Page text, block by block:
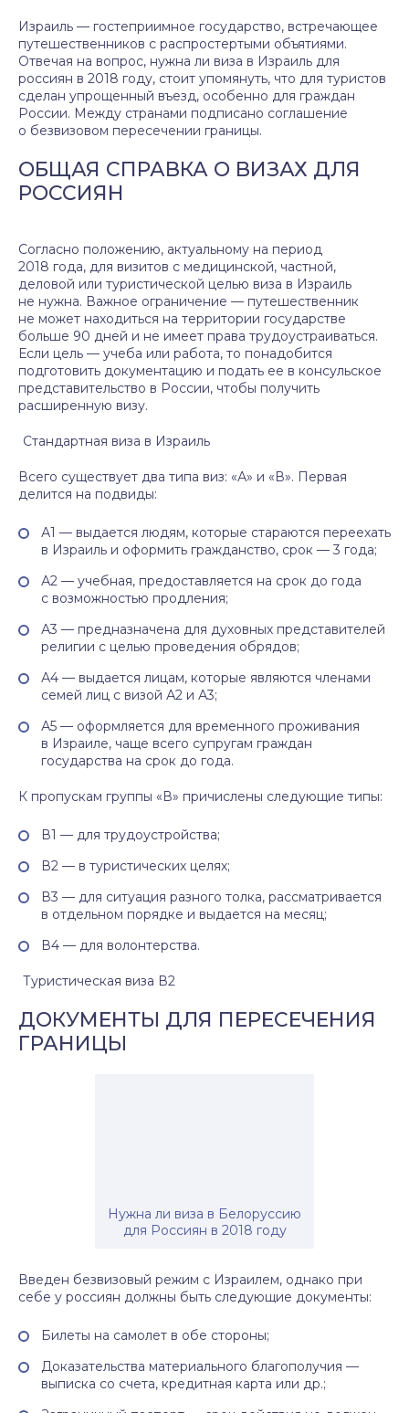
Израиль — гостеприимное государство, встречающее
путешественников с распростертыми объятиями.
Отвечая на вопрос, нужна ли виза в Израиль для
россиян в 2018 году, стоит упомянуть, что для туристов
сделан упрощенный въезд, особенно для граждан
России. Между странами подписано соглашение
о безвизовом пересечении границы.
ОБЩАЯ СПРАВКА О ВИЗАХ ДЛЯ
РОССИЯН
Согласно положению, актуальному на период
2018 года, для визитов с медицинской, частной,
деловой или туристической целью виза в Израиль
не нужна. Важное ограничение — путешественник
не может находиться на территории государстве
больше 90 дней и не имеет права трудоустраиваться.
Если цель — учеба или работа, то понадобится
подготовить документацию и подать ее в консульское
представительство в России, чтобы получить
расширенную визу.
Стандартная виза в Израиль
Всего существует два типа виз: «А» и «В». Первая
делится на подвиды:
А1 — выдается людям, которые стараются переехать
в Израиль и оформить гражданство, срок — 3 года;
А2 — учебная, предоставляется на срок до года
с возможностью продления;
А3 — предназначена для духовных представителей
религии с целью проведения обрядов;
А4 — выдается лицам, которые являются членами
семей лиц с визой А2 и А3;
А5 — оформляется для временного проживания
в Израиле, чаще всего супругам граждан
государства на срок до года.
К пропускам группы «В» причислены следующие типы:
В1 — для трудоустройства;
В2 — в туристических целях;
В3 — для ситуация разного толка, рассматривается
в отдельном порядке и выдается на месяц;
В4 — для волонтерства.
Туристическая виза В2
ДОКУМЕНТЫ ДЛЯ ПЕРЕСЕЧЕНИЯ
ГРАНИЦЫ
Нужна ли виза в Белоруссию
для Россиян в 2018 году
Введен безвизовый режим с Израилем, однако при
себе у россиян должны быть следующие документы:
Билеты на самолет в обе стороны;
Доказательства материального благополучия —
выписка со счета, кредитная карта или др.;